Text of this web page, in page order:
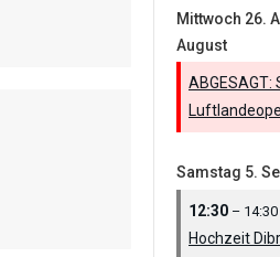
Mittwoch 26.
August
Samstag 5.
12:30 – 14:30
Hochzeit